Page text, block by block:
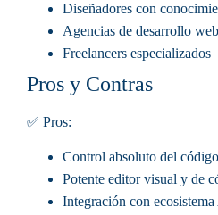
Diseñadores con
Agencias de desarrollo web
Freelancers especializados
Pros y Contras
✅ Pros:
Control absoluto del código
Potente editor visual y de
Integración con